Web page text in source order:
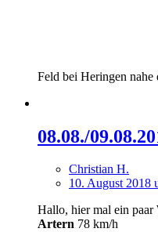
Feld bei Heringen nahe
08.08./
Christian H.
10. August 2018
Hallo, hier mal ein paar
Artern 78 km/h